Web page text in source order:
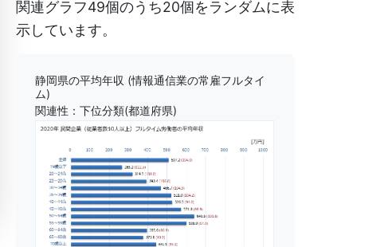
関連グラフ49個のうち20個をランダムに表
示しています。
静岡県の平均年収 (情報通信業の常雇フルタイ
ム)
関連性：下位分類(都道府県)